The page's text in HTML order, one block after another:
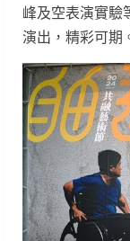
峰及空表演實驗
演出，精彩可期